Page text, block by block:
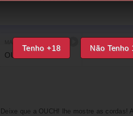
Tenho +18 Não Tenho
OUCH!
Deixe que a OUCH! lhe mostre as cordas!